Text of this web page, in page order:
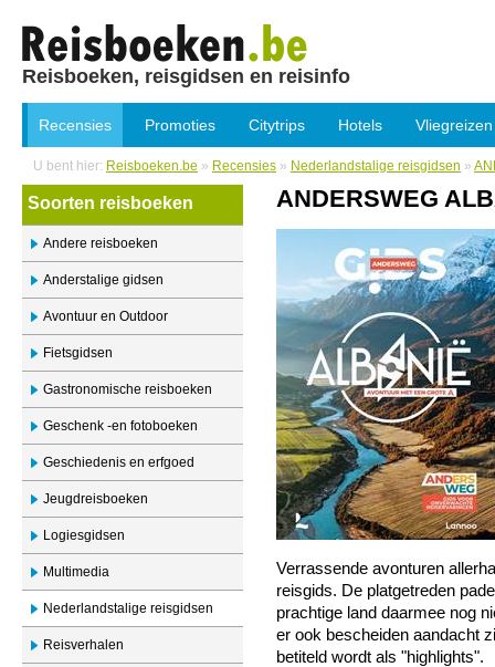
Reisboeken, reisgidsen en reisinfo
Recensies Promoties Citytrips Hotels Vliegreizen
U bent hier: Reisboeken.be » Recensies » Nederlandstalige reisgidsen »
Soorten reisboeken
Andere reisboeken
Anderstalige gidsen
Avontuur en Outdoor
Fietsgidsen
Gastronomische reisboeken
Geschenk -en fotoboeken
Geschiedenis en erfgoed
Jeugdreisboeken
Logiesgidsen
Multimedia
Nederlandstalige reisgidsen
Reisverhalen
ANDERSWEG
Verrassende avonturen
reisgids. De platgetreden
prachtige land daarmee nog
er ook bescheiden aandacht
betiteld wordt als "highlights".